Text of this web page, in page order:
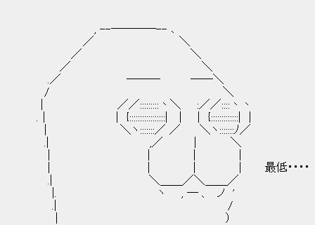
, --────-- ､
／ ＼
／ ＼
／ ＼
.／ ─── ──＼
/ ＼
｜ ／／:::::::::丶＼ :／／::::丶丶
.｜ ｜ {:::::::::::::::::| | ｜ {:::::::::::::| |
| ＼ヽ:::::::／ ／ ＼ヽ:::::::ﾉ／
.| ,／ | ＼
| ｜ ｜ | 最低・・・・
.| ＼＿＿／＼＿＿／
|. ヽ , ─ 、 ノ '
.| /
| ）